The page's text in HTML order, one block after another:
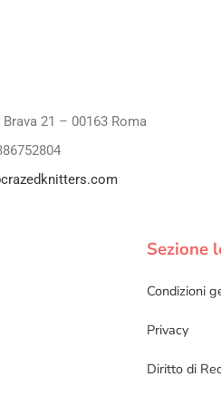
21 – 00163 Roma
Sezione
Condizioni
Privacy
Diritto di